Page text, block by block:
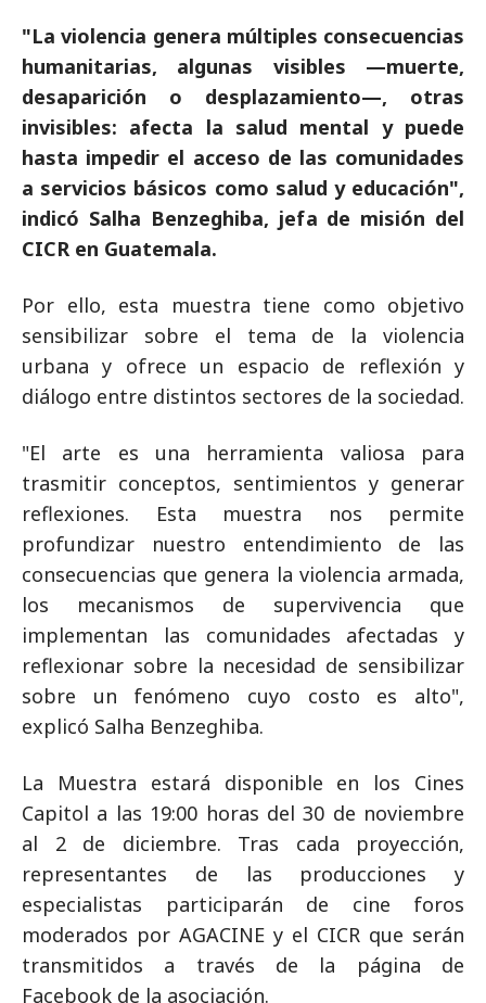
"La violencia genera múltiples consecuencias
humanitarias, algunas visibles —muerte,
desaparición o desplazamiento—, otras
invisibles: afecta la salud mental y puede
hasta impedir el acceso de las comunidades
a servicios básicos como salud y educación",
indicó Salha Benzeghiba, jefa de misión del
CICR en Guatemala.
Por ello, esta muestra tiene como objetivo
sensibilizar sobre el tema de la violencia
urbana y ofrece un espacio de reflexión y
diálogo entre distintos sectores de la sociedad.
"El arte es una herramienta valiosa para
trasmitir conceptos, sentimientos y generar
reflexiones. Esta muestra nos permite
profundizar nuestro entendimiento de las
consecuencias que genera la violencia armada,
los mecanismos de supervivencia que
implementan las comunidades afectadas y
reflexionar sobre la necesidad de sensibilizar
sobre un fenómeno cuyo costo es alto",
explicó Salha Benzeghiba.
La Muestra estará disponible en los Cines
Capitol a las 19:00 horas del 30 de noviembre
al 2 de diciembre. Tras cada proyección,
representantes de las producciones y
especialistas participarán de cine foros
moderados por AGACINE y el CICR que serán
transmitidos a través de la página de
Facebook de la asociación.